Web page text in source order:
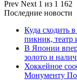
Prev Next 1 из 1 162
Последние новости
Куда сходить
пикник, театр
В Японии
золото и
Хоккейное
Монументу